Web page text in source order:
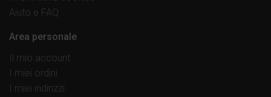
Aiuto e FAQ
Area personale
Il mio account
I miei ordini
I miei indirizzi